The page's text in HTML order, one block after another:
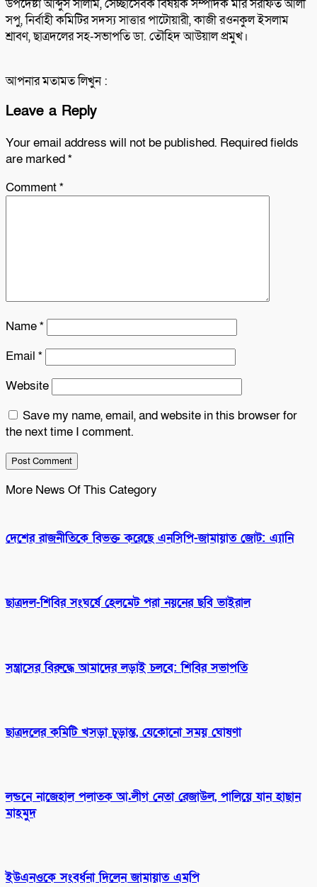
উপদেষ্টা আব্দুস সালাম, সেচ্ছাসেবক বিষয়ক সম্পাদক মীর সরাফত আলী
সপু, নির্বাহী কমিটির সদস্য সাত্তার পাটোয়ারী, কাজী রওনকুল ইসলাম
শ্রাবণ, ছাত্রদলের সহ-সভাপতি ডা. তৌহিদ আউয়াল প্রমুখ।
আপনার মতামত লিখুন :
Leave a Reply
Your email address will not be published. Required fields
are marked*
Comment*
Name*
Email *
Website
Save my name, email, and website in this browser for
the next time I comment.
More News Of This Category
দেশের রাজনীতিকে বিভক্ত করেছে এনসিপি-জামায়াত জোট: এ্যানি
ছাত্রদল-শিবির সংঘর্ষে হেলমেট পরা নয়নের ছবি ভাইরাল
সন্ত্রাসের বিরুদ্ধে আমাদের লড়াই চলবে: শিবির সভাপতি
ছাত্রদলের কমিটি খসড়া চূড়ান্ত, যেকোনো সময় ঘোষণা
লন্ডনে নাজেহাল পলাতক আ.লীগ নেতা রেজাউল, পালিয়ে যান হাছান
মাহমুদ
ইউএনওকে সংবর্ধনা দিলেন জামায়াত এমপি